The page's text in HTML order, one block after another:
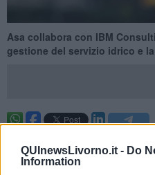
QUInewsLivorno.it - Do
Information
Asa collabora con IBM
gestione del servizio idrico e
servizi, questo l'obiettivo di Asa
Beam IoT implementata su AWS